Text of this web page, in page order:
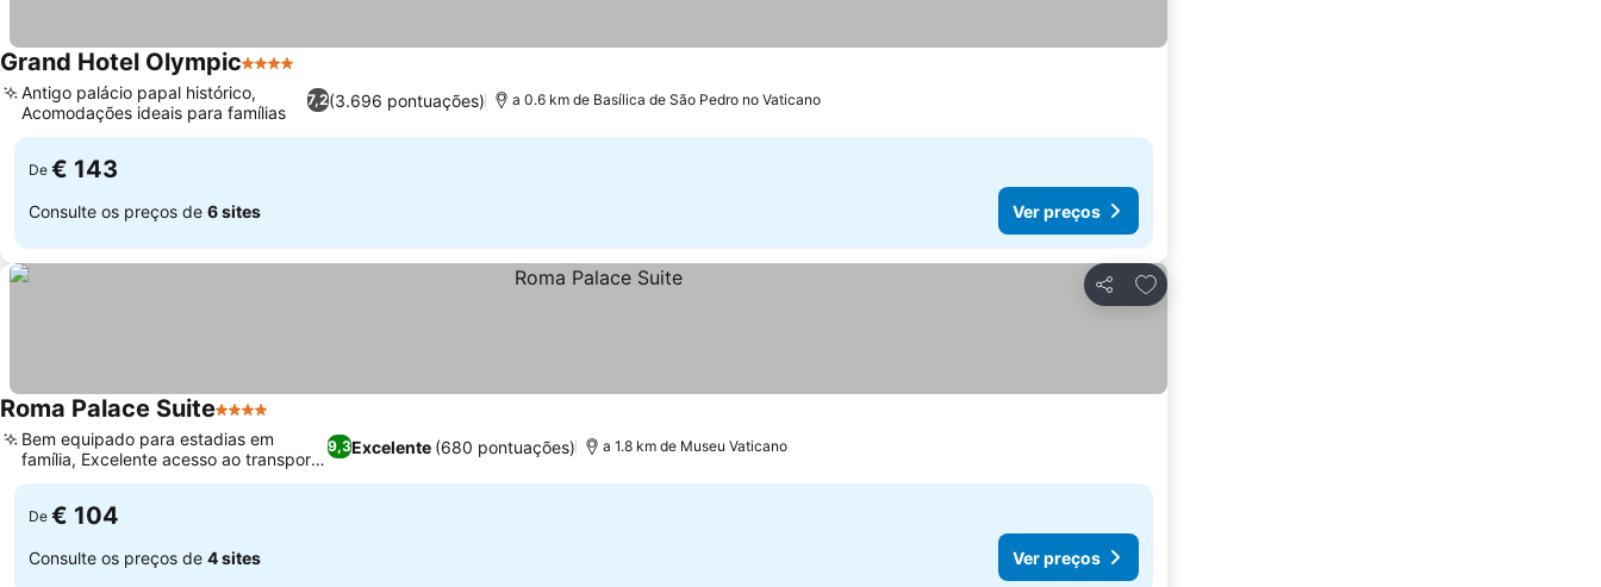
Grand Hotel Olympic4 Estrelas
7,2(3.696 pontuações)
Antigo palácio papal histórico,
Acomodações ideais para famílias
a 0.6 km de Basílica de São Pedro no Vaticano
De € 143
Consulte os preços de 6 sites Ver preços
Partilhar
Adicionar aos favoritos
Roma Palace Suite4 Estrelas
9,3Excelente (680 pontuações)
Bem equipado para estadias em
família, Excelente acesso ao transporte
público
a 1.8 km de Museu Vaticano
De € 104
Consulte os preços de 4 sites Ver preços